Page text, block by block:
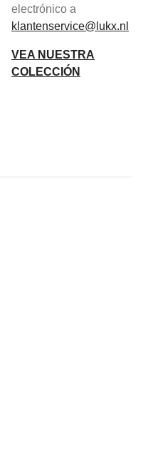
electrónico a
klantenservice@lukx.nl
VEA NUESTRA
COLECCIÓN